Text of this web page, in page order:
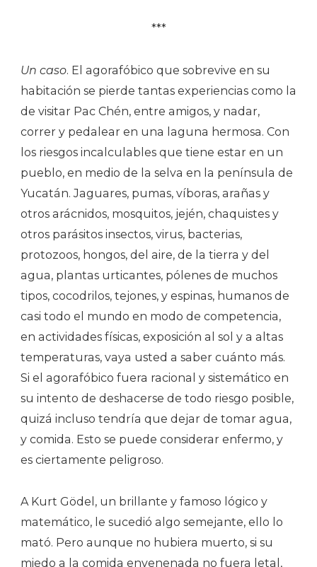
***
Un caso. El agorafóbico que sobrevive en su
habitación se pierde tantas experiencias como la
de visitar Pac Chén, entre amigos, y nadar,
correr y pedalear en una laguna hermosa. Con
los riesgos incalculables que tiene estar en un
pueblo, en medio de la selva en la península de
Yucatán. Jaguares, pumas, víboras, arañas y
otros arácnidos, mosquitos, jején, chaquistes y
otros parásitos insectos, virus, bacterias,
protozoos, hongos, del aire, de la tierra y del
agua, plantas urticantes, pólenes de muchos
tipos, cocodrilos, tejones, y espinas, humanos de
casi todo el mundo en modo de competencia,
en actividades físicas, exposición al sol y a altas
temperaturas, vaya usted a saber cuánto más.
Si el agorafóbico fuera racional y sistemático en
su intento de deshacerse de todo riesgo posible,
quizá incluso tendría que dejar de tomar agua,
y comida. Esto se puede considerar enfermo, y
es ciertamente peligroso.
A Kurt Gödel, un brillante y famoso lógico y
matemático, le sucedió algo semejante, ello lo
mató. Pero aunque no hubiera muerto, si su
miedo a la comida envenenada no fuera letal,